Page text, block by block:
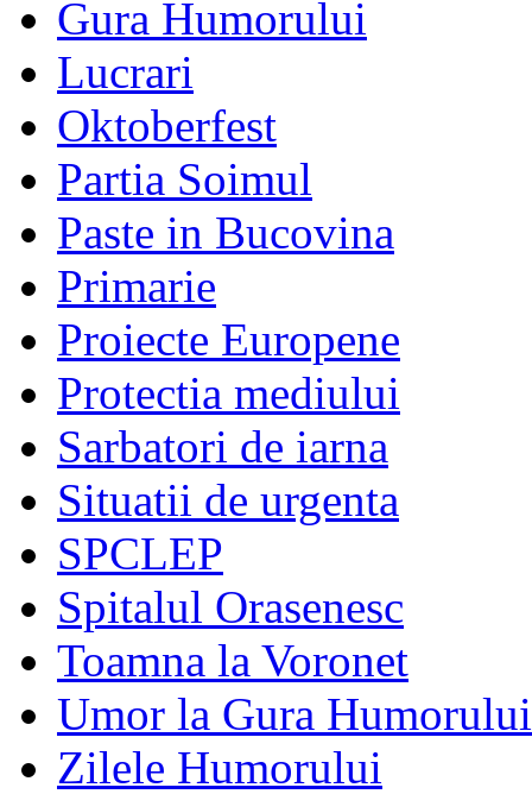
Gura Humorului
Lucrari
Oktoberfest
Partia Soimul
Paste in Bucovina
Primarie
Proiecte Europene
Protectia mediului
Sarbatori de iarna
Situatii de urgenta
SPCLEP
Spitalul Orasenesc
Toamna la Voronet
Umor la Gura Humorului
Zilele Humorului